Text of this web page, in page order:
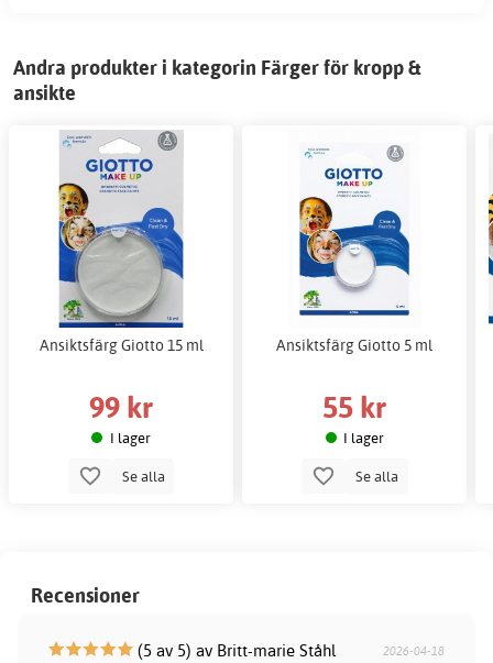
Andra produkter i kategorin Färger för kropp &
ansikte
Ansiktsfärg Giotto 15 ml
99 kr
I lager
Se alla
Ansiktsfärg Giotto 5 ml
55 kr
I lager
Se alla
Recensioner
(5 av 5) av Britt-marie Ståhl 2026-04-18